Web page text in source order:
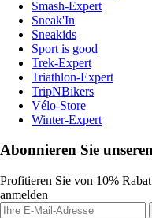
Smash-Expert
Sneak'In
Sneakids
Sport is good
Trek-Expert
Triathlon-Expert
TripNBikers
Vélo-Store
Winter-Expert
Abonnieren Sie
Profitieren Sie von 10%
anmelden